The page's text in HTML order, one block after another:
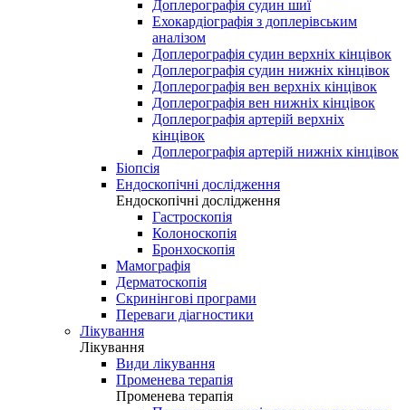
Доплерографія судин шиї
Ехокардіографія з доплерівським
аналізом
Доплерографія судин верхніх кінцівок
Доплерографія судин нижніх кінцівок
Доплерографія вен верхніх кінцівок
Доплерографія вен нижніх кінцівок
Доплерографія артерій верхніх
кінцівок
Доплерографія артерій нижніх кінцівок
Біопсія
Ендоскопічні дослідження
Ендоскопічні дослідження
Гастроскопія
Колоноскопія
Бронхоскопія
Мамографія
Дерматоскопія
Скринінгові програми
Переваги діагностики
Лікування
Лікування
Види лікування
Променева терапія
Променева терапія